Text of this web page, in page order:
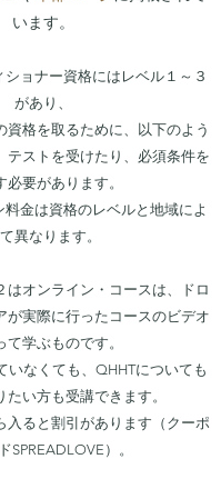
います。
ョナー資格にはレベル１～３
があり、
資格を取るために、以下のよう
テストを受けたり、必須条件を
必要があります。
金は資格のレベルと地域によ
異なります。
はオンライン・コースは、ドロ
が実際に行ったコースのビデオ
て学ぶものです。
いなくても、QHHTについても
たい方も受講できます。
入ると割引があります（クーポ
SPREADLOVE）。